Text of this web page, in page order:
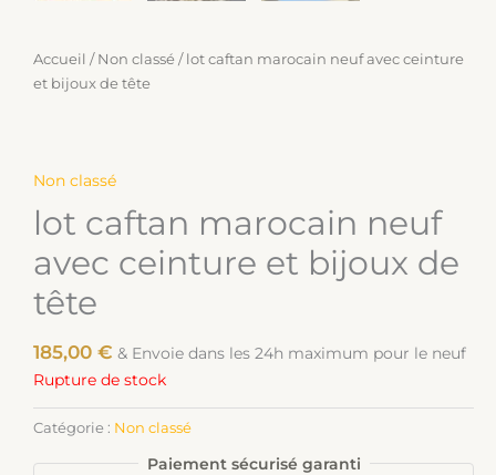
Accueil / Non classé / lot caftan marocain neuf avec ceinture
et bijoux de tête
Non classé
lot caftan marocain neuf
avec ceinture et bijoux de
tête
185,00 € & Envoie dans les 24h maximum pour le neuf
Rupture de stock
Catégorie : Non classé
Paiement sécurisé garanti